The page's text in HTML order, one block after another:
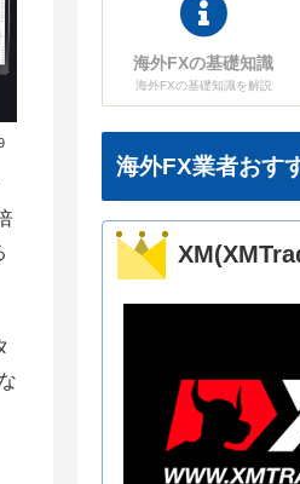
海外FXの基礎知識
海外FXの基礎知識を解説
海外FX業者おす